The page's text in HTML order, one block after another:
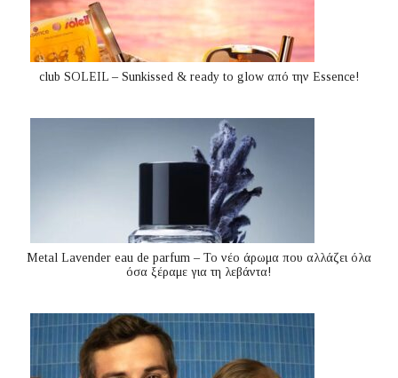
club SOLEIL – Sunkissed & ready to glow από την Essence!
Metal Lavender eau de parfum – Το νέο άρωμα που αλλάζει όλα
όσα ξέραμε για τη λεβάντα!